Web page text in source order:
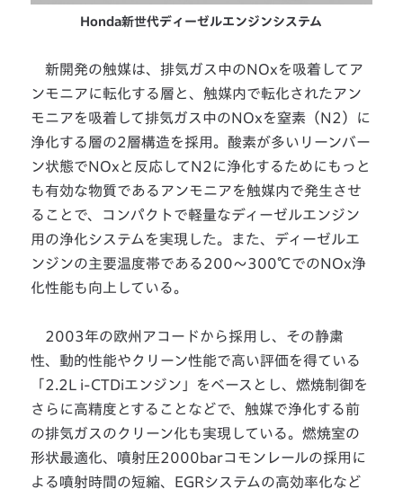
Honda新世代ディーゼルエンジンシステム
新開発の触媒は、排気ガス中のNOxを吸着してア
ンモニアに転化する層と、触媒内で転化されたアン
モニアを吸着して排気ガス中のNOxを窒素（N2）に
浄化する層の2層構造を採用。酸素が多いリーンバー
ン状態でNOxと反応してN2に浄化するためにもっと
も有効な物質であるアンモニアを触媒内で発生させ
ることで、コンパクトで軽量なディーゼルエンジン
用の浄化システムを実現した。また、ディーゼルエ
ンジンの主要温度帯である200～300℃でのNOx浄
化性能も向上している。
2003年の欧州アコードから採用し、その静粛
性、動的性能やクリーン性能で高い評価を得ている
「2.2L i-CTDiエンジン」をベースとし、燃焼制御を
さらに高精度とすることなどで、触媒で浄化する前
の排気ガスのクリーン化も実現している。燃焼室の
形状最適化、噴射圧2000barコモンレールの採用に
よる噴射時間の短縮、EGRシステムの高効率化など